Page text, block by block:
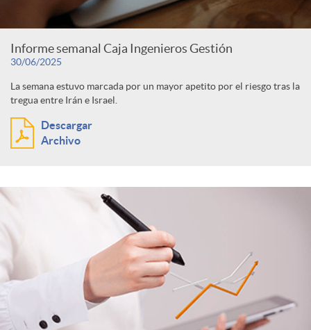
Informe semanal Caja Ingenieros Gestión
30/06/2025
La semana estuvo marcada por un mayor apetito por el riesgo tras la
tregua entre Irán e Israel.
Descargar
Archivo